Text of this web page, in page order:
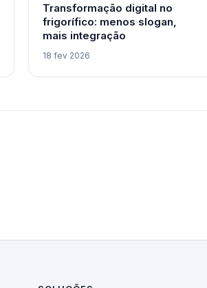
Transformação digital no
frigorífico: menos slogan,
mais integração
18 fev 2026